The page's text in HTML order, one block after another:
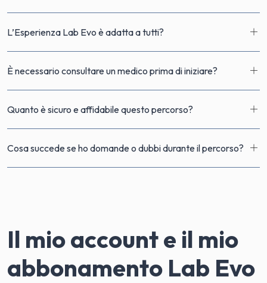
L’Esperienza Lab Evo è adatta a tutti?
È necessario consultare un medico prima di iniziare?
Quanto è sicuro e affidabile questo percorso?
Cosa succede se ho domande o dubbi durante il percorso?
Il mio account e il mio
abbonamento Lab Evo